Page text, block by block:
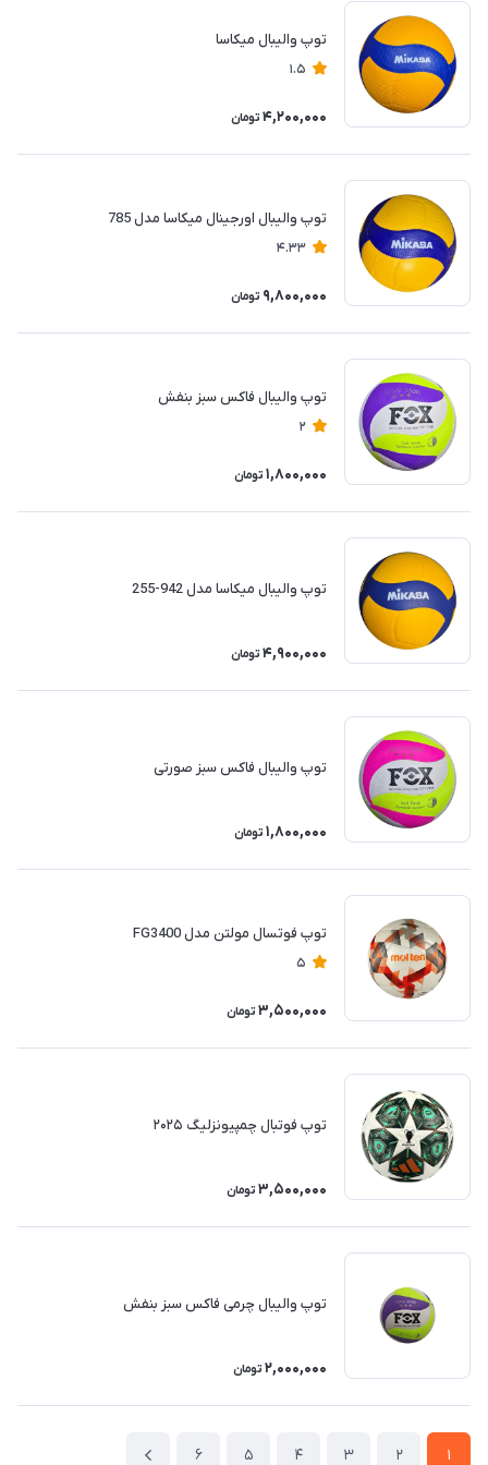
توپ والیبال میکاسا
1.5
4,200,000 تومان
توپ والیبال اورجینال میکاسا مدل 785
4.33
9,800,000 تومان
توپ والیبال فاکس سبز بنفش
2
1,800,000 تومان
توپ والیبال میکاسا مدل 942-255
4,900,000 تومان
توپ والیبال فاکس سبز صورتی
1,800,000 تومان
توپ فوتسال مولتن مدل FG3400
5
3,500,000 تومان
توپ فوتبال چمپیونزلیگ ۲۰۲۵
3,500,000 تومان
توپ والیبال چرمی فاکس سبز بنفش
2,000,000 تومان
1
2
3
4
5
6